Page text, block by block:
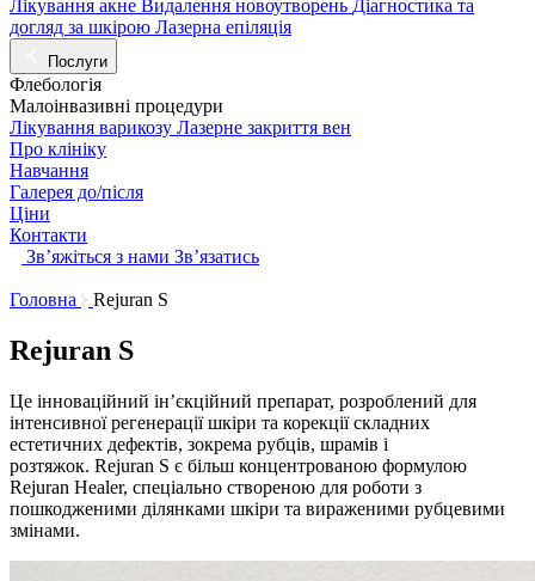
Лікування акне Видалення новоутворень Діагностика та
догляд за шкірою Лазерна епіляція
Послуги
Флебологія
Малоінвазивні процедури
Лікування варикозу Лазерне закриття вен
Про клініку
Навчання
Галерея до/після
Ціни
Контакти
Звʼяжіться з нами Звʼязатись
Головна Rejuran S
Rejuran S
Це інноваційний ін’єкційний препарат, розроблений для
інтенсивної регенерації шкіри та корекції складних
естетичних дефектів, зокрема рубців, шрамів і
розтяжок. Rejuran S є більш концентрованою формулою
Rejuran Healer, спеціально створеною для роботи з
пошкодженими ділянками шкіри та вираженими рубцевими
змінами.